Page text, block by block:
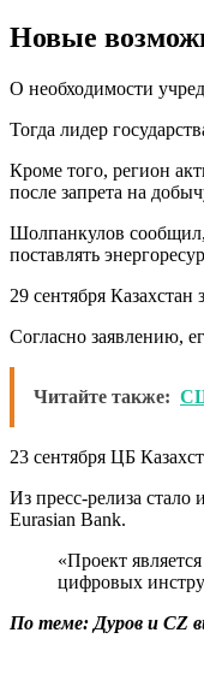
Новые
О необходимости
Тогда лидер
Кроме того, регион
после запрета на
Шолпанкулов сообщил,
поставлять
29 сентября
Согласно заявлению,
Читайте также:
23 сентября ЦБ
Из пресс-релиза
Eurasian Bank.
«Проект
цифровых
По теме: Дуров и CZ